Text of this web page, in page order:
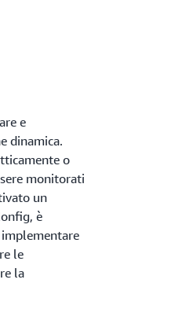
e
dinamica.
o
monitorati
un
è
le
la